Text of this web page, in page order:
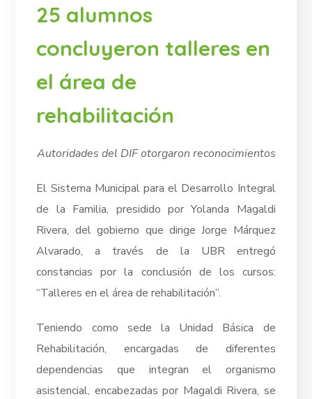
25 alumnos
concluyeron talleres en
el área de
rehabilitación
Autoridades del DIF otorgaron reconocimientos
El Sistema Municipal para el Desarrollo Integral
de la Familia, presidido por Yolanda Magaldi
Rivera, del gobierno que dirige Jorge Márquez
Alvarado, a través de la UBR entregó
constancias por la conclusión de los cursos:
“Talleres en el área de rehabilitación”.
Teniendo como sede la Unidad Básica de
Rehabilitación, encargadas de diferentes
dependencias que integran el organismo
asistencial, encabezadas por Magaldi Rivera, se